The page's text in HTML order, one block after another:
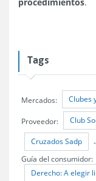
Tags
Mercados: Clubes
Proveedor: Club
Cruzados Sadp -
Guía del consumidor:
Derecho: A elegir